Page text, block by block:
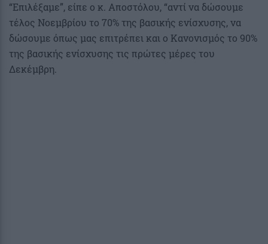
“Επιλέξαμε”, είπε ο κ. Αποστόλου, “αντί να δώσουμε
τέλος Νοεμβρίου το 70% της βασικής ενίσχυσης, να
δώσουμε όπως μας επιτρέπει και ο Κανονισμός το 90%
της βασικής ενίσχυσης τις πρώτες μέρες του
Δεκέμβρη.